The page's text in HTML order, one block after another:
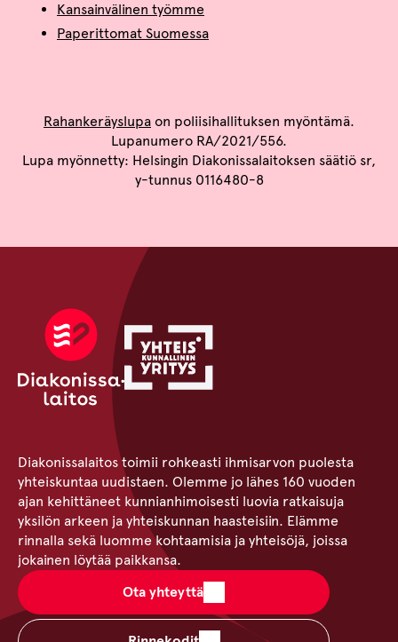
Kansainvälinen työmme
Paperittomat Suomessa
Rahankeräyslupa on poliisihallituksen myöntämä.
Lupanumero RA/2021/556.
Lupa myönnetty: Helsingin Diakonissalaitoksen säätiö sr,
y-tunnus 0116480-8
Diakonissalaitos toimii rohkeasti ihmisarvon puolesta
yhteiskuntaa uudistaen. Olemme jo lähes 160 vuoden
ajan kehittäneet kunnianhimoisesti luovia ratkaisuja
yksilön arkeen ja yhteiskunnan haasteisiin. Elämme
rinnalla sekä luomme kohtaamisia ja yhteisöjä, joissa
jokainen löytää paikkansa.
Ota yhteyttä